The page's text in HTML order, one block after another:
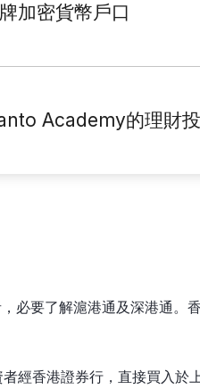
加密貨幣戶口
Academy的理財
必要了解滬港通及深港通。
者經香港證券行，直接買入